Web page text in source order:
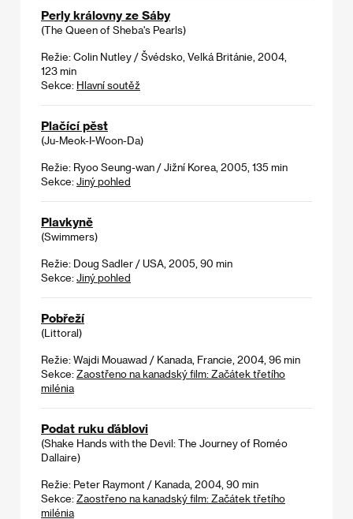
Perly královny ze Sáby
(The Queen of Sheba's Pearls)
Režie: Colin Nutley / Švédsko, Velká Británie, 2004,
123 min
Sekce: Hlavní soutěž
Plačící pěst
(Ju-Meok-I-Woon-Da)
Režie: Ryoo Seung-wan / Jižní Korea, 2005, 135 min
Sekce: Jiný pohled
Plavkyně
(Swimmers)
Režie: Doug Sadler / USA, 2005, 90 min
Sekce: Jiný pohled
Pobřeží
(Littoral)
Režie: Wajdi Mouawad / Kanada, Francie, 2004, 96 min
Sekce: Zaostřeno na kanadský film: Začátek třetího
milénia
Podat ruku ďáblovi
(Shake Hands with the Devil: The Journey of Roméo
Dallaire)
Režie: Peter Raymont / Kanada, 2004, 90 min
Sekce: Zaostřeno na kanadský film: Začátek třetího
milénia